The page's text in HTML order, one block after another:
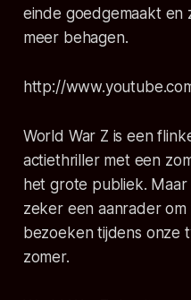
einde goedgemaakt en
meer behagen.
http://
World War Z is een
actiethriller met een
het grote publiek.
zeker een aanrader
bezoeken tijdens onze
zomer.